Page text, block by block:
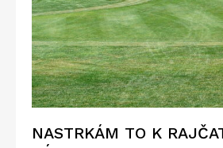
NASTRKÁM TO K